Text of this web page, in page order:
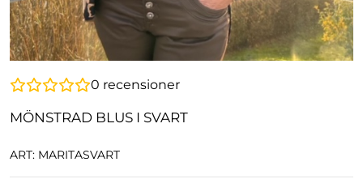
0 recensioner
MÖNSTRAD BLUS I SVART
ART: MARITASVART